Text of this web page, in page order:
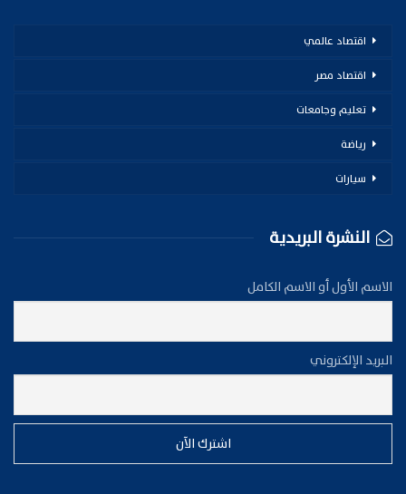
اقتصاد عالمي
اقتصاد مصر
تعليم وجامعات
رياضة
سيارات
النشرة البريدية
الاسم الأول أو الاسم الكامل
البريد الإلكتروني